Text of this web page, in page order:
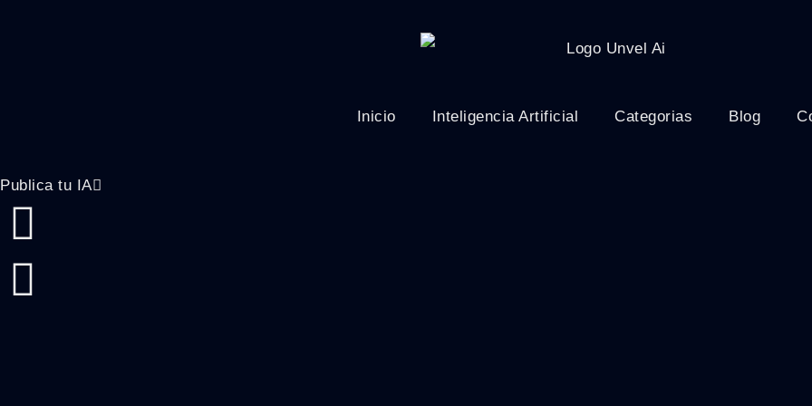
Inicio Inteligencia Artificial Categorias Blog
Publica tu IA